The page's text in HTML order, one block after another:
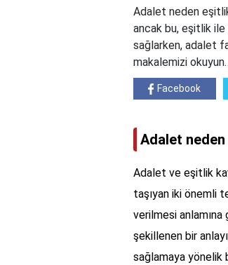
Adalet neden
ancak bu, eşitlik ile
sağlarken, adalet
makalemizi okuyun.
Facebook
Adalet
Adalet ve eşitlik
taşıyan iki önemli
verilmesi
şekillenen bir
sağlamaya yönelik